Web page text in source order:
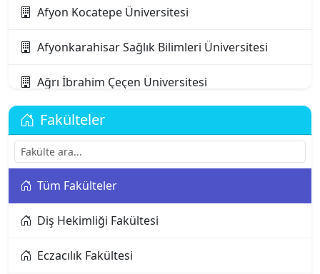
Afyon Kocatepe Üniversitesi
Afyonkarahisar Sağlık Bilimleri Üniversitesi
Ağrı İbrahim Çeçen Üniversitesi
Akdeniz Karpaz Üniversitesi
Akdeniz Üniversitesi
Aksaray Üniversitesi
Alanya Alaaddin Keykubat Üniversitesi
Alanya Üniversitesi
Fakülteler
Tüm Fakülteler
Diş Hekimliği Fakültesi
Eczacılık Fakültesi